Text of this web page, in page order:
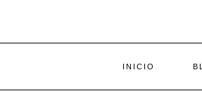
INICIO